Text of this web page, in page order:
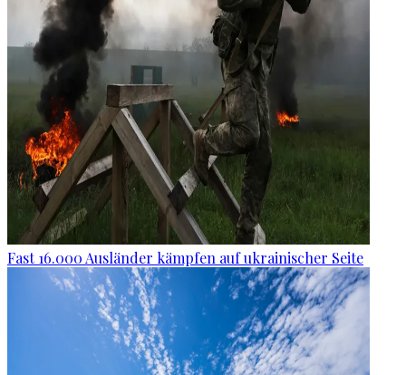
Fast 16.000 Ausländer kämpfen auf ukrainischer Seite